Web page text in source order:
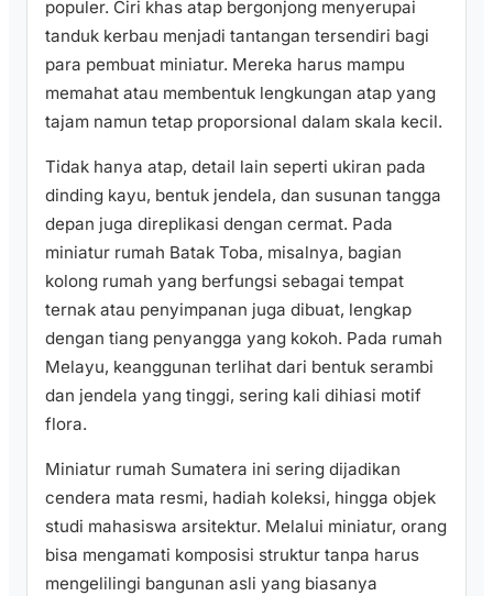
populer. Ciri khas atap bergonjong menyerupai
tanduk kerbau menjadi tantangan tersendiri bagi
para pembuat miniatur. Mereka harus mampu
memahat atau membentuk lengkungan atap yang
tajam namun tetap proporsional dalam skala kecil.
Tidak hanya atap, detail lain seperti ukiran pada
dinding kayu, bentuk jendela, dan susunan tangga
depan juga direplikasi dengan cermat. Pada
miniatur rumah Batak Toba, misalnya, bagian
kolong rumah yang berfungsi sebagai tempat
ternak atau penyimpanan juga dibuat, lengkap
dengan tiang penyangga yang kokoh. Pada rumah
Melayu, keanggunan terlihat dari bentuk serambi
dan jendela yang tinggi, sering kali dihiasi motif
flora.
Miniatur rumah Sumatera ini sering dijadikan
cendera mata resmi, hadiah koleksi, hingga objek
studi mahasiswa arsitektur. Melalui miniatur, orang
bisa mengamati komposisi struktur tanpa harus
mengelilingi bangunan asli yang biasanya